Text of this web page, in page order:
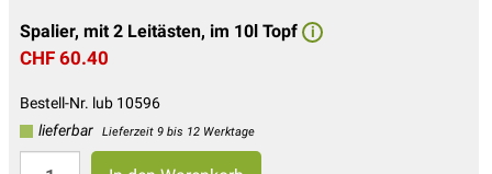
Spalier, mit 2 Leitästen, im 10l Topf i
CHF 60.40
Bestell-Nr. lub 10596
lieferbar
Lieferzeit 9 bis 12 Werktage